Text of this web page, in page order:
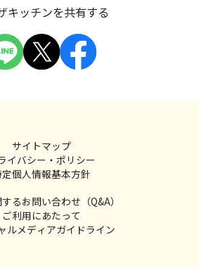
キッチンを共有する
サイトマップ
イバシー・ポリシー
個人情報基本方針
るお問い合わせ（Q&A）
ご利用にあたって
ルメディアガイドライン